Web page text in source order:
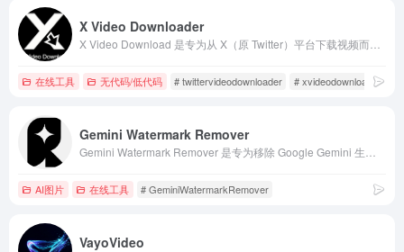
X Video Downloader
在线工具 无代码/低代码 # twittervideodownloader # xvideodownloader
Gemini Watermark Remover
AI图片 在线工具 # GeminiWatermarkRemover
VayoVideo